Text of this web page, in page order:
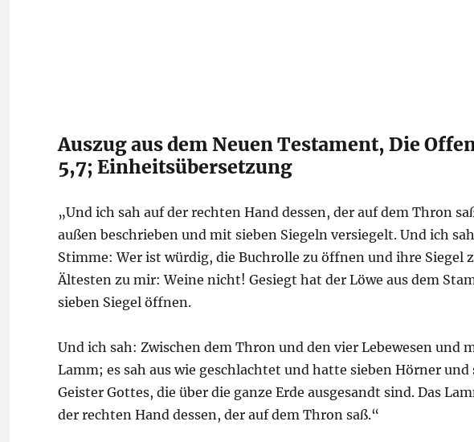
Auszug aus dem Neuen Testament, Die
5,7; Einheitsübersetzung
„Und ich sah auf der rechten Hand dessen, der auf dem Thron
außen beschrieben und mit sieben Siegeln versiegelt. Und ich
Stimme: Wer ist würdig, die Buchrolle zu öffnen und ihre Siegel
Ältesten zu mir: Weine nicht! Gesiegt hat der Löwe aus dem
sieben Siegel öffnen.
Und ich sah: Zwischen dem Thron und den vier Lebewesen
Lamm; es sah aus wie geschlachtet und hatte sieben Hörner
Geister Gottes, die über die ganze Erde ausgesandt sind. Das
der rechten Hand dessen, der auf dem Thron saß.“